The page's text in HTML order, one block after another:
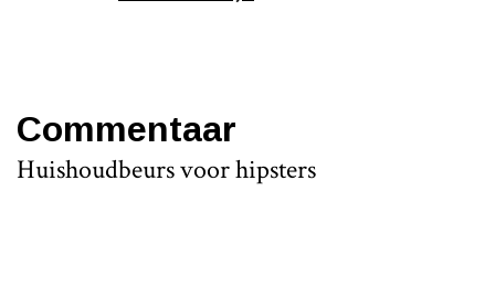
Commentaar
Huishoudbeurs voor hipsters